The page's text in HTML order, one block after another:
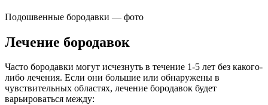
Подошвенные бородавки — фото
Лечение бородавок
Часто бородавки могут исчезнуть в течение 1-5 лет без какого-
либо лечения. Если они большие или обнаружены в
чувствительных областях, лечение бородавок будет
варьироваться между: